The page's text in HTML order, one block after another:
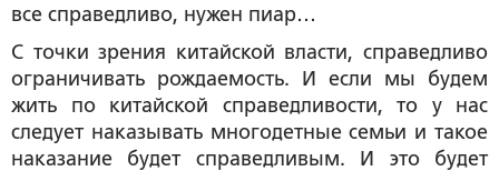
все справедливо, нужен пиар…
С точки зрения китайской власти, справедливо
ограничивать рождаемость. И если мы будем
жить по китайской справедливости, то у нас
следует наказывать многодетные семьи и такое
наказание будет справедливым. И это будет